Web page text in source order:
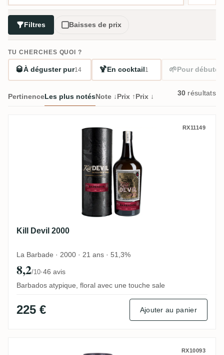
Filtres Baisses de prix
TU CHERCHES QUOI ?
🥃À déguster pur14 🍹 En cocktail 1 🌱 Pour débuter
PertinenceLes plus notésNote ↓Prix ↑Prix ↓ 30 résultats
Kill Devil 2000 RX11149
Kill Devil 2000
La Barbade · 2000 · 21 ans · 51,3%
8,2/10·46 avis
Barbados atypique, floral avec une touche sale
225 € Ajouter au panier
Diamond Kill Devil 2003 RX10093